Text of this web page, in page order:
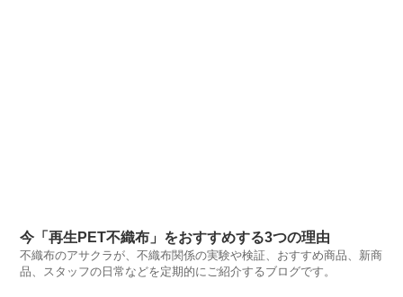
今「再生PET不織布」をおすすめする3つの理由
不織布のアサクラが、不織布関係の実験や検証、おすすめ商品、新商
品、スタッフの日常などを定期的にご紹介するブログです。